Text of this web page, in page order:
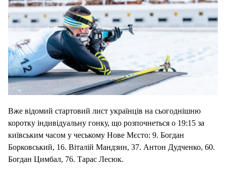
Вже відомий стартовий лист українців на сьогоднішню
коротку індивідуальну гонку, що розпочнеться о 19:15 за
київським часом у чеському Нове Мєсто: 9. Богдан
Борковський, 16. Віталій Мандзин, 37. Антон Дудченко, 60.
Богдан Цимбал, 76. Тарас Лесюк.